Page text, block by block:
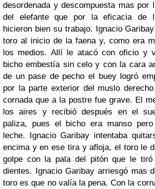
desordenada y descompuesta mas por
del elefante que por la eficacia de
hicieron bien su trabajo. Ignacio
toro al inicio de la faena y, como era
los medios. Allí le atacó con oficio y
bicho embestía sin celo y con la cara
de un pase de pecho el buey logró
por la parte exterior del muslo
cornada que a la postre fue grave. El
los aires y recibió después en el
paliza, pues el bicho era manso
leche. Ignacio Garibay intentaba
encima y en ese tira y afloja, el toro le
golpe con la pala del pitón que le
dientes. Ignacio Garibay arriesgó mas
toro es que no valía la pena. Con la